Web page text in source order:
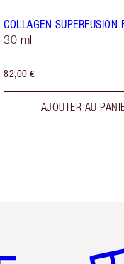
COLLAGEN SUPERFUSION
30 ml
82,00 €
AJOUTER AU